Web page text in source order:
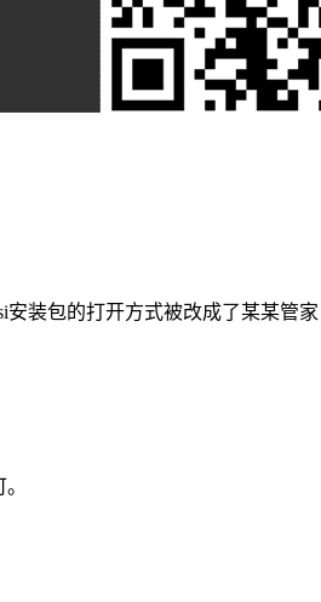
装包的打开方式被改成了某某管